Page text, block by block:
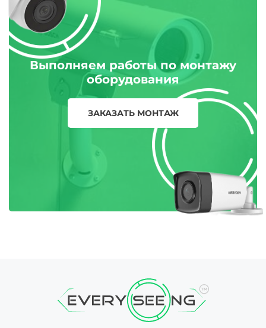
Выполняем работы по монтажу
оборудования
ЗАКАЗАТЬ МОНТАЖ